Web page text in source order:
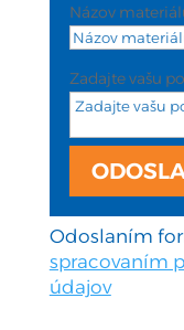
Názov
Zadajte vašu
Odoslaním
spracovaním
údajov